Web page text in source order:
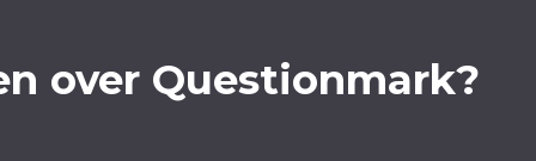
over Questionmark?